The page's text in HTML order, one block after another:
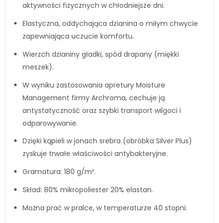
aktywności fizycznych w chłodniejsze dni.
Elastyczna, oddychająca dzianina o miłym chwycie
zapewniająca uczucie komfortu.
Wierzch dzianiny gładki, spód drapany (miękki
meszek).
W wyniku zastosowania apretury Moisture
Management firmy Archroma, cechuje ją
antystatyczność oraz szybki transport wilgoci i
odparowywanie.
Dzięki kąpieli w jonach srebra (obróbka Silver Plus)
zyskuje trwałe właściwości antybakteryjne.
Gramatura: 180 g/m².
Skład: 80% mikropoliester 20% elastan.
Można prać w pralce, w temperaturze 40 stopni.